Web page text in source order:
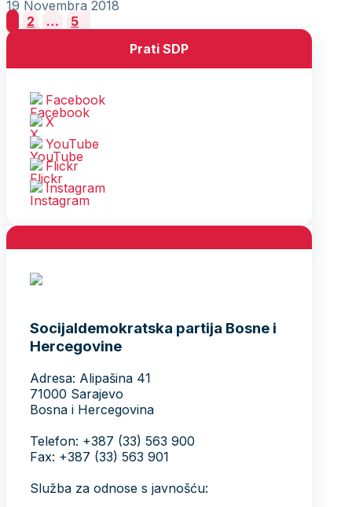
19 Novembra 2018
Posts
pagination
2 …
5
Prati SDP
Facebook
X
YouTube
Flickr
Instagram
Socijaldemokratska partija Bosne i
Hercegovine
Adresa: Alipašina 41
71000 Sarajevo
Bosna i Hercegovina
Telefon: +387 (33) 563 900
Fax: +387 (33) 563 901
Služba za odnose s javnošću: